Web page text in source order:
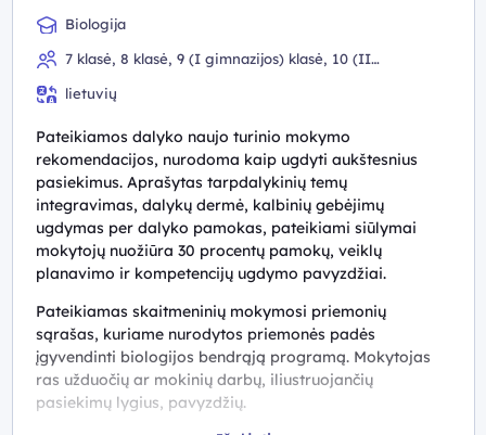
Biologija
7 klasė, 8 klasė, 9 (I gimnazijos) klasė, 10 (II
lietuvių
Pateikiamos dalyko naujo turinio mokymo
rekomendacijos, nurodoma kaip ugdyti aukštesnius
pasiekimus. Aprašytas tarpdalykinių temų
integravimas, dalykų dermė, kalbinių gebėjimų
ugdymas per dalyko pamokas, pateikiami siūlymai
mokytojų nuožiūra 30 procentų pamokų, veiklų
planavimo ir kompetencijų ugdymo pavyzdžiai.
Pateikiamas skaitmeninių mokymosi priemonių
sąrašas, kuriame nurodytos priemonės padės
įgyvendinti biologijos bendrąją programą. Mokytojas
ras užduočių ar mokinių darbų, iliustruojančių
pasiekimų lygius, pavyzdžių.